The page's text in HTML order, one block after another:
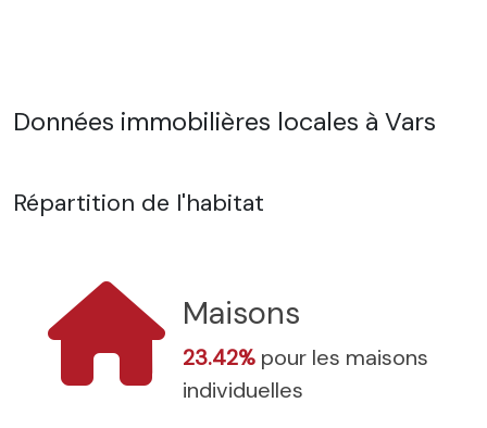
Données immobilières locales à Vars
Répartition de l'habitat
Maisons
23.42% pour les maisons
individuelles